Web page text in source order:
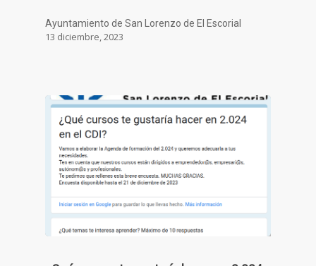
Ayuntamiento de San Lorenzo de El Escorial
13 diciembre, 2023